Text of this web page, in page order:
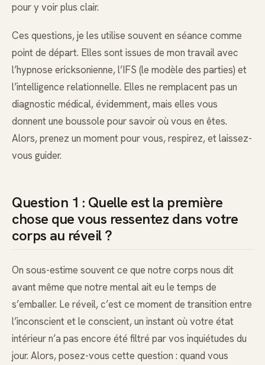
pour y voir plus clair.
Ces questions, je les utilise souvent en séance comme
point de départ. Elles sont issues de mon travail avec
l’hypnose ericksonienne, l’IFS (le modèle des parties) et
l’intelligence relationnelle. Elles ne remplacent pas un
diagnostic médical, évidemment, mais elles vous
donnent une boussole pour savoir où vous en êtes.
Alors, prenez un moment pour vous, respirez, et laissez-
vous guider.
Question 1 : Quelle est la première
chose que vous ressentez dans votre
corps au réveil ?
On sous-estime souvent ce que notre corps nous dit
avant même que notre mental ait eu le temps de
s’emballer. Le réveil, c’est ce moment de transition entre
l’inconscient et le conscient, un instant où votre état
intérieur n’a pas encore été filtré par vos inquiétudes du
jour. Alors, posez-vous cette question : quand vous